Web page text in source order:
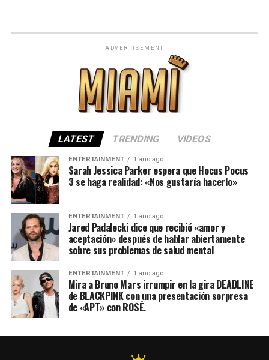
ADVERTISEMENT
LATEST TRENDING VIDEOS
ENTERTAINMENT 1 año ago
Sarah Jessica Parker espera que Hocus Pocus
3 se haga realidad: «Nos gustaría hacerlo»
ENTERTAINMENT 1 año ago
Jared Padalecki dice que recibió «amor y
aceptación» después de hablar abiertamente
sobre sus problemas de salud mental
ENTERTAINMENT 1 año ago
Mira a Bruno Mars irrumpir en la gira DEADLINE
de BLACKPINK con una presentación sorpresa
de «APT» con ROSÉ.